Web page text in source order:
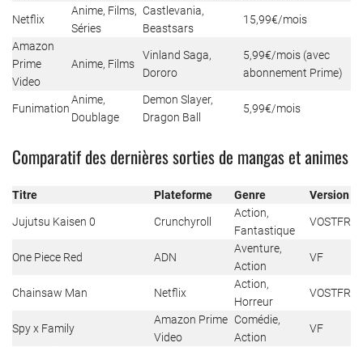
Netflix
Anime, Films,
Séries
Castlevania,
Beastsars
15,99€/mois
Amazon
Prime
Video
Anime, Films
Vinland Saga,
Dororo
5,99€/mois (avec
abonnement Prime)
Funimation
Anime,
Doublage
Demon Slayer,
Dragon Ball
5,99€/mois
Comparatif des dernières sorties de mangas et animes
Titre Plateforme Genre Version
Jujutsu Kaisen 0 Crunchyroll
Action,
Fantastique
VOSTFR
One Piece Red ADN
Aventure,
Action
VF
Chainsaw Man Netflix
Action,
Horreur
VOSTFR
Spy x Family
Amazon Prime
Video
Comédie,
Action
VF